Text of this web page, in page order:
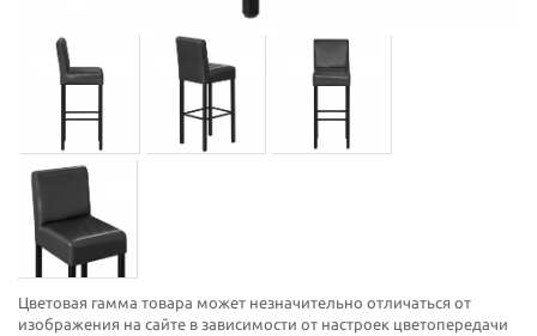
Цветовая гамма товара может незначительно отличаться от
изображения на сайте в зависимости от настроек цветопередачи